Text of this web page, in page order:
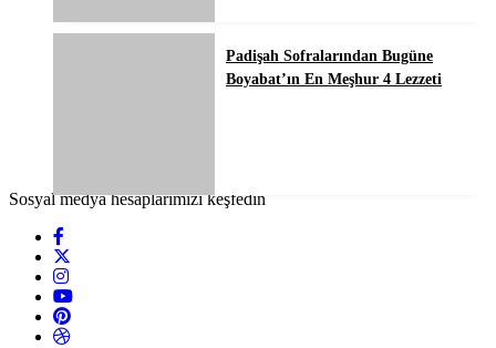
Padişah Sofralarından Bugüne
Boyabat’ın En Meşhur 4 Lezzeti
Sosyal medya hesaplarımızı keşfedin